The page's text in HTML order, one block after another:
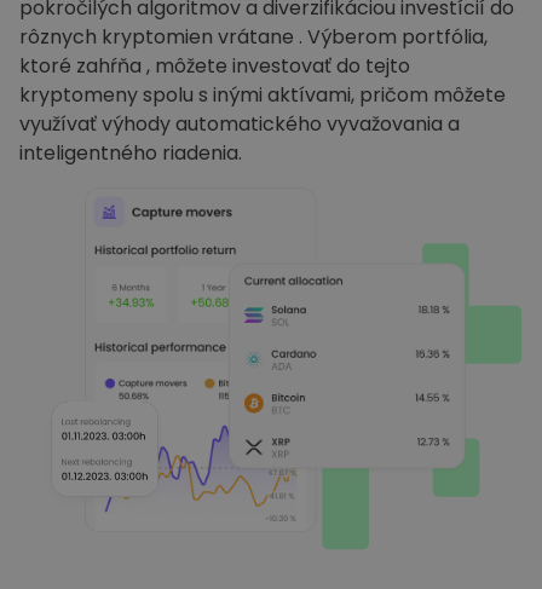
pokročilých algoritmov a diverzifikáciou investícií do
rôznych kryptomien vrátane . Výberom portfólia,
ktoré zahŕňa , môžete investovať do tejto
kryptomeny spolu s inými aktívami, pričom môžete
využívať výhody automatického vyvažovania a
inteligentného riadenia.